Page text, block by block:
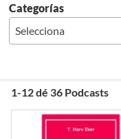
Categorías
Selecciona
1-12 dé 36 Podcasts